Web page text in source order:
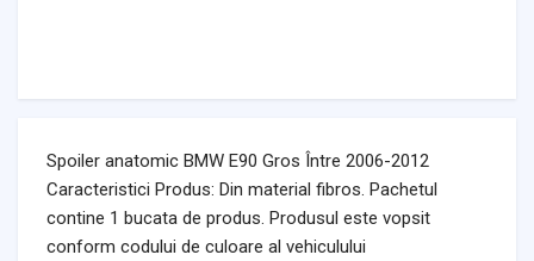
Spoiler anatomic BMW E90 Gros Între 2006-2012
Caracteristici Produs: Din material fibros. Pachetul
contine 1 bucata de produs. Produsul este vopsit
conform codului de culoare al vehiculului